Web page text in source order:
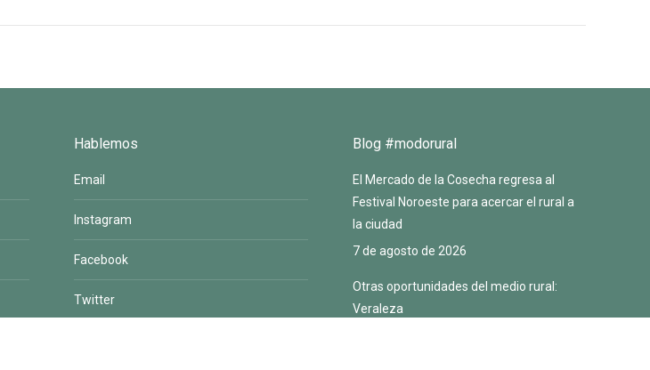
Hablemos
Email
Instagram
Facebook
Twitter
Blog #modorural
El Mercado de la Cosecha regresa al
Festival Noroeste para acercar el rural a
la ciudad
7 de agosto de 2026
Otras oportunidades del medio rural:
Veraleza